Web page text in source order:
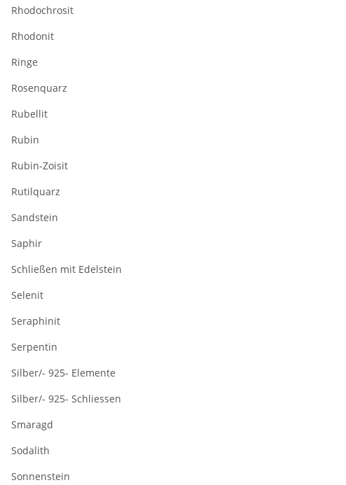
Rhodochrosit
Rhodonit
Ringe
Rosenquarz
Rubellit
Rubin
Rubin-Zoisit
Rutilquarz
Sandstein
Saphir
Schließen mit Edelstein
Selenit
Seraphinit
Serpentin
Silber/- 925- Elemente
Silber/- 925- Schliessen
Smaragd
Sodalith
Sonnenstein